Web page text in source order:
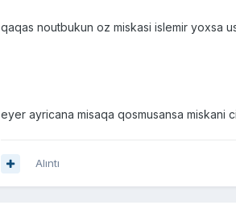
qaqas noutbukun oz miskasi islemir yoxsa
eyer ayricana misaqa qosmusansa miskani
Alıntı